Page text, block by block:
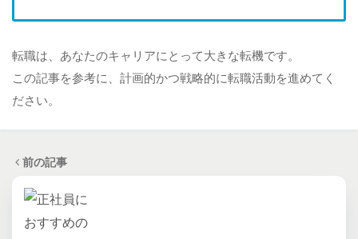
転職は、あなたのキャリアにとって大きな転機です。
この記事を参考に、計画的かつ戦略的に転職活動を進めてく
ださい。
前の記事